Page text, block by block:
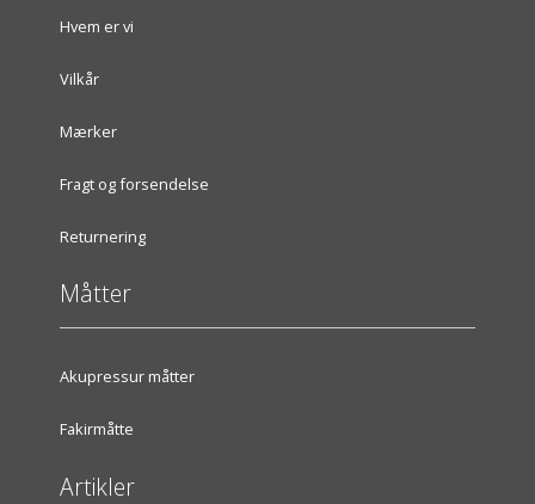
Hvem er vi
Vilkår
Mærker
Fragt og forsendelse
Returnering
Måtter
Akupressur måtter
Fakirmåtte
Artikler